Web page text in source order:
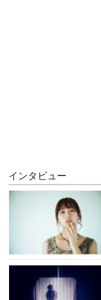
インタビュー